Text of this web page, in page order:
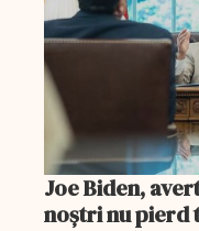
Joe Biden,
noştri nu pierd